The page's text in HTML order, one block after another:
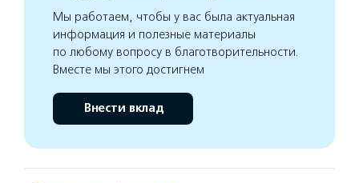
Мы работаем, чтобы у вас была актуальная
информация и полезные материалы
по любому вопросу в благотворительности.
Вместе мы этого достигнем
Внести вклад